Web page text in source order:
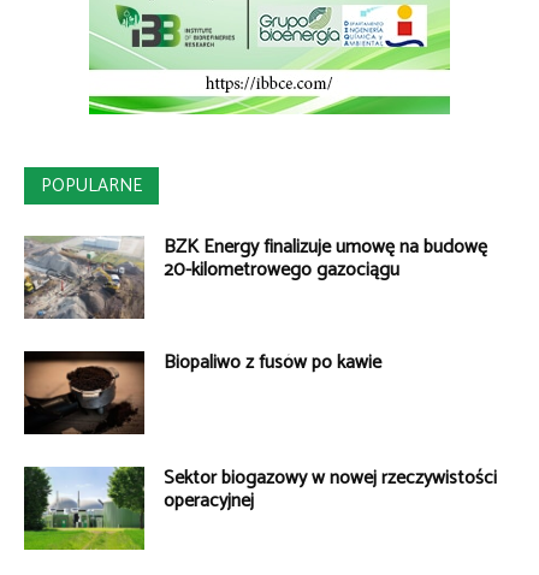
POPULARNE
BZK Energy finalizuje umowę na budowę
20-kilometrowego gazociągu
Biopaliwo z fusów po kawie
Sektor biogazowy w nowej rzeczywistości
operacyjnej